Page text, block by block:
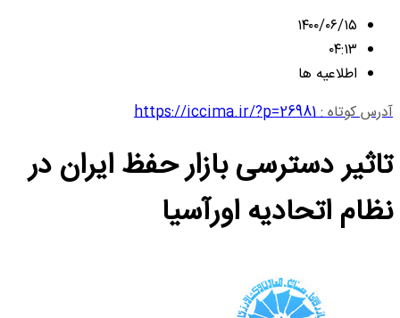
۱۴۰۰/۰۶/۱۵
۰۴:۱۳
اطلاعیه ها
آدرس کوتاه :https://iccima.ir/?p=26981
تاثیر دسترسی بازار حفظ ایران در
نظام اتحادیه اورآسیا